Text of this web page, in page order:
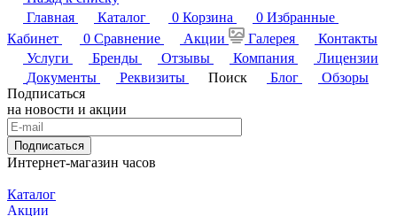
Главная
Каталог 0 Корзина 0 Избранные
Кабинет
0 Сравнение Акции Галерея
Контакты
Услуги
Бренды Отзывы Компания
Лицензии
Документы
Реквизиты Поиск Блог
Обзоры
Подписаться
на новости и акции
Подписаться
Интернет-магазин часов
Каталог
Акции